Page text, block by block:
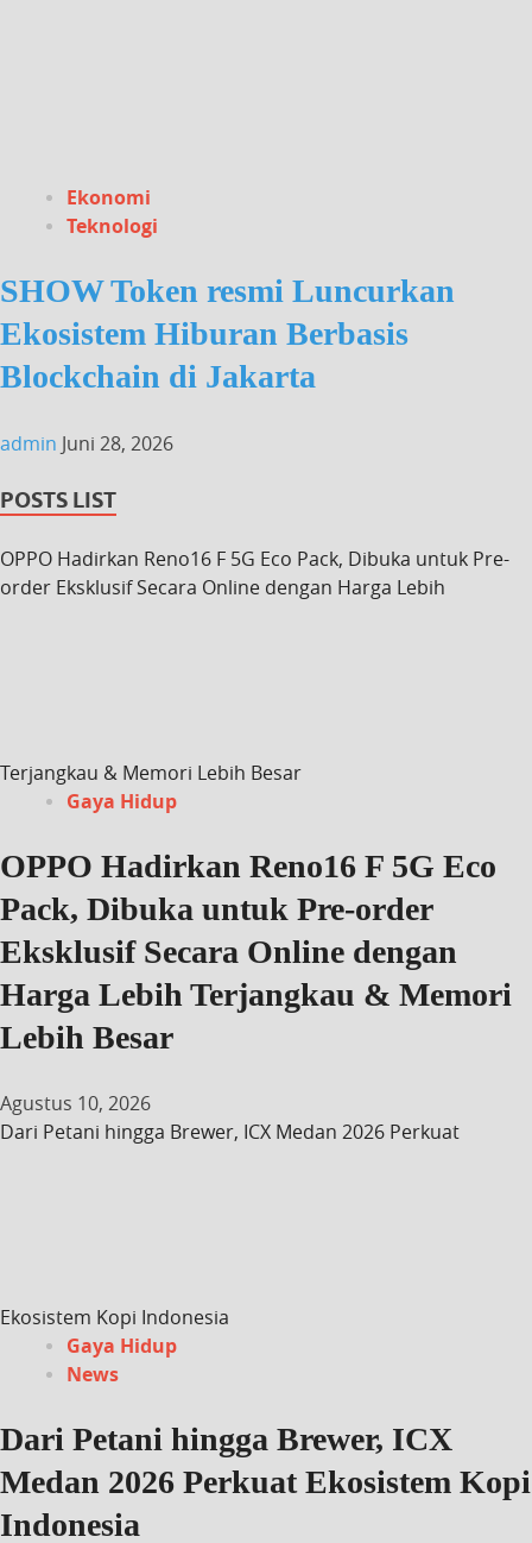
Ekonomi
Teknologi
SHOW Token resmi Luncurkan
Ekosistem Hiburan Berbasis
Blockchain di Jakarta
admin Juni 28, 2026
POSTS LIST
OPPO Hadirkan Reno16 F 5G Eco Pack, Dibuka untuk Pre-
order Eksklusif Secara Online dengan Harga Lebih
Terjangkau & Memori Lebih Besar
Gaya Hidup
OPPO Hadirkan Reno16 F 5G Eco
Pack, Dibuka untuk Pre-order
Eksklusif Secara Online dengan
Harga Lebih Terjangkau & Memori
Lebih Besar
Agustus 10, 2026
Dari Petani hingga Brewer, ICX Medan 2026 Perkuat
Ekosistem Kopi Indonesia
Gaya Hidup
News
Dari Petani hingga Brewer, ICX
Medan 2026 Perkuat Ekosistem Kopi
Indonesia